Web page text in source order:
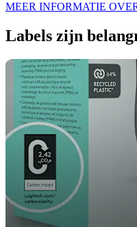
MEER INFORMATIE
Labels zijn